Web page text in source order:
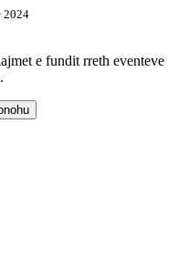
2024
e fundit rreth eventeve